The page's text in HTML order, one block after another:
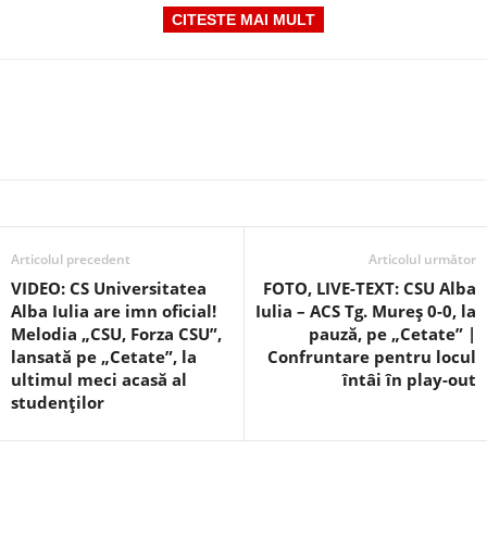
CITESTE MAI MULT
Articolul precedent
VIDEO: CS Universitatea
Alba Iulia are imn oficial!
Melodia „CSU, Forza CSU”,
lansată pe „Cetate”, la
ultimul meci acasă al
studenților
Articolul următor
FOTO, LIVE-TEXT: CSU Alba
Iulia – ACS Tg. Mureș 0-0, la
pauză, pe „Cetate” |
Confruntare pentru locul
întâi în play-out